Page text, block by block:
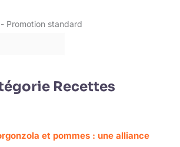
Recettes
et pommes : une alliance